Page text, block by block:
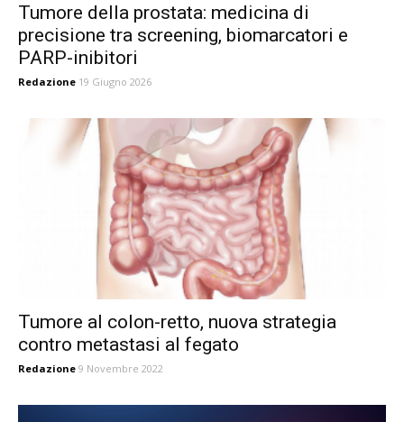
Tumore della prostata: medicina di
precisione tra screening, biomarcatori e
PARP-inibitori
Redazione 19 Giugno 2026
Tumore al colon-retto, nuova strategia
contro metastasi al fegato
Redazione 9 Novembre 2022